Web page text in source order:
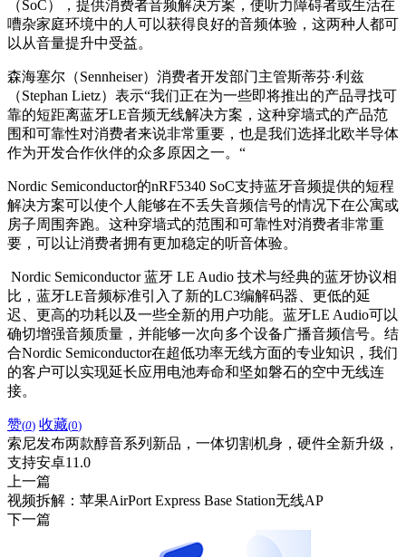
（SoC），提供消费者音频解决方案，使听力障碍者或生活在
嘈杂家庭环境中的人可以获得良好的音频体验，这两种人都可
以从音量提升中受益。
森海塞尔（Sennheiser）消费者开发部门主管斯蒂芬·利兹
（Stephan Lietz）表示“我们正在为一些即将推出的产品寻找可
靠的短距离蓝牙LE音频无线解决方案，这种穿墙式的产品范
围和可靠性对消费者来说非常重要，也是我们选择北欧半导体
作为开发合作伙伴的众多原因之一。“
Nordic Semiconductor的nRF5340 SoC支持蓝牙音频提供的短程
解决方案可以使个人能够在不丢失音频信号的情况下在公寓或
房子周围奔跑。这种穿墙式的范围和可靠性对消费者非常重
要，可以让消费者拥有更加稳定的听音体验。
Nordic Semiconductor 蓝牙 LE Audio 技术与经典的蓝牙协议相
比，蓝牙LE音频标准引入了新的LC3编解码器、更低的延
迟、更高的功耗以及一些全新的用户功能。蓝牙LE Audio可以
确切增强音频质量，并能够一次向多个设备广播音频信号。结
合Nordic Semiconductor在超低功率无线方面的专业知识，我们
的客户可以实现延长应用电池寿命和坚如磐石的空中无线连
接。
赞(0) 收藏(0)
索尼发布两款醇音系列新品，一体切割机身，硬件全新升级，
支持安卓11.0
上一篇
视频拆解：苹果AirPort Express Base Station无线AP
下一篇